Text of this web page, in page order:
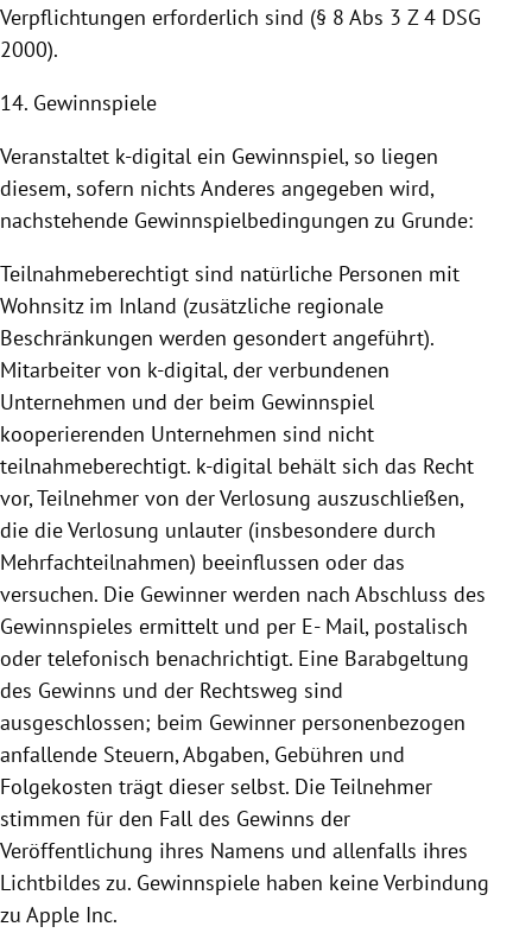
Verpflichtungen erforderlich sind (§ 8 Abs 3 Z 4 DSG
2000).
14. Gewinnspiele
Veranstaltet k-digital ein Gewinnspiel, so liegen
diesem, sofern nichts Anderes angegeben wird,
nachstehende Gewinnspielbedingungen zu Grunde:
Teilnahmeberechtigt sind natürliche Personen mit
Wohnsitz im Inland (zusätzliche regionale
Beschränkungen werden gesondert angeführt).
Mitarbeiter von k-digital, der verbundenen
Unternehmen und der beim Gewinnspiel
kooperierenden Unternehmen sind nicht
teilnahmeberechtigt. k-digital behält sich das Recht
vor, Teilnehmer von der Verlosung auszuschließen,
die die Verlosung unlauter (insbesondere durch
Mehrfachteilnahmen) beeinflussen oder das
versuchen. Die Gewinner werden nach Abschluss des
Gewinnspieles ermittelt und per E- Mail, postalisch
oder telefonisch benachrichtigt. Eine Barabgeltung
des Gewinns und der Rechtsweg sind
ausgeschlossen; beim Gewinner personenbezogen
anfallende Steuern, Abgaben, Gebühren und
Folgekosten trägt dieser selbst. Die Teilnehmer
stimmen für den Fall des Gewinns der
Veröffentlichung ihres Namens und allenfalls ihres
Lichtbildes zu. Gewinnspiele haben keine Verbindung
zu Apple Inc.